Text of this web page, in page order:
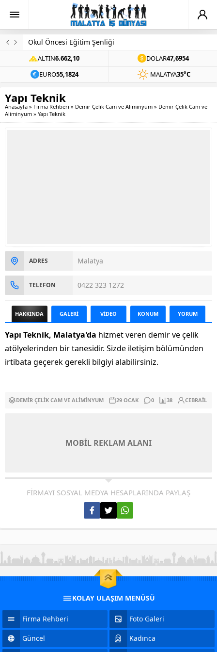
Okul Öncesi Eğitim Şenliği
ALTIN6.662,10 DOLAR47,6954
EURO55,1824 MALATYA35°C
Yapı Teknik
Anasayfa » Firma Rehberi » Demir Çelik Cam ve Aliminyum » Demir Çelik Cam ve
Aliminyum » Yapı Teknik
ADRES Malatya
TELEFON 0422 323 1272
HAKKINDA GALERİ VİDEO KONUM YORUM
Yapı Teknik, Malatya'da hizmet veren demir ve çelik
atölyelerinden bir tanesidir. Sizde iletişim bölümünden
irtibata geçerek gerekli bilgiyi alabilirsiniz.
DEMIR ÇELIK CAM VE ALIMINYUM 29 OCAK 0 38 CEBRAIL
MOBİL REKLAM ALANI
FİRMAYI SOSYAL MEDYA HESAPLARINDA PAYLAŞ
KOLAY ULAŞIM MENÜSÜ
Firma Rehberi Foto Galeri
Güncel Kadınca